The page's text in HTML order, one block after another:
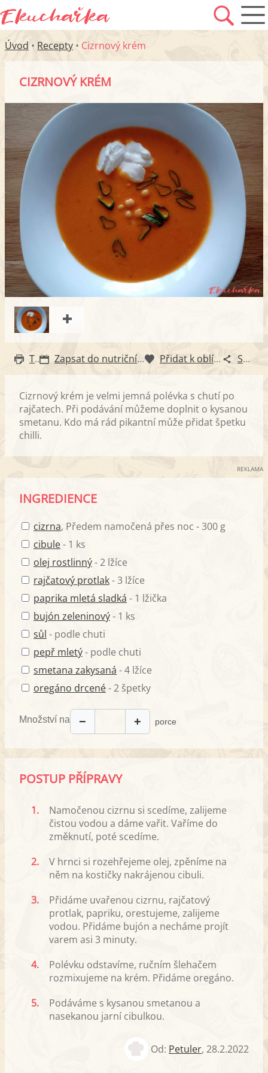
Úvod • Recepty • Cizrnový krém
CIZRNOVÝ KRÉM
Tisk Zapsat do nutričního diáře Přidat k oblíbeným Sdílet
Cizrnový krém je velmi jemná polévka s chutí po
rajčatech. Při podávání můžeme doplnit o kysanou
smetanu. Kdo má rád pikantní může přidat špetku
chilli.
REKLAMA
INGREDIENCE
cizrna, Předem namočená přes noc - 300 g
cibule- 1 ks
olej rostlinný- 2 lžíce
rajčatový protlak- 3 lžíce
paprika mletá sladká - 1 lžička
bujón zeleninový- 1 ks
sůl - podle chuti
pepř mletý- podle chuti
smetana zakysaná - 4 lžíce
oregáno drcené- 2 špetky
Množství na − + porce
POSTUP PŘÍPRAVY
1.
Namočenou cizrnu si scedíme, zalijeme
čistou vodou a dáme vařit. Vaříme do
změknutí, poté scedíme.
2.
V hrnci si rozehřejeme olej, zpěníme na
něm na kostičky nakrájenou cibuli.
3.
Přidáme uvařenou cizrnu, rajčatový
protlak, papriku, orestujeme, zalijeme
vodou. Přidáme bujón a necháme projít
varem asi 3 minuty.
4.
Polévku odstavíme, ručním šlehačem
rozmixujeme na krém. Přidáme oregáno.
5.
Podáváme s kysanou smetanou a
nasekanou jarní cibulkou.
Od: Petuler, 28.2.2022